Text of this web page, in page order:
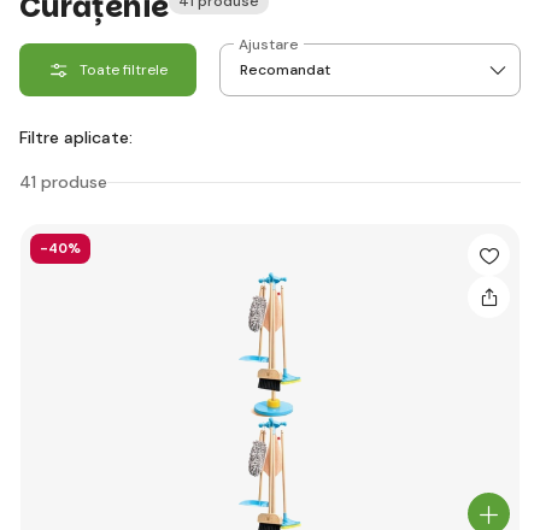
Toate filtrele
Ajustare
Filtre aplicate:
41 produse
-40%